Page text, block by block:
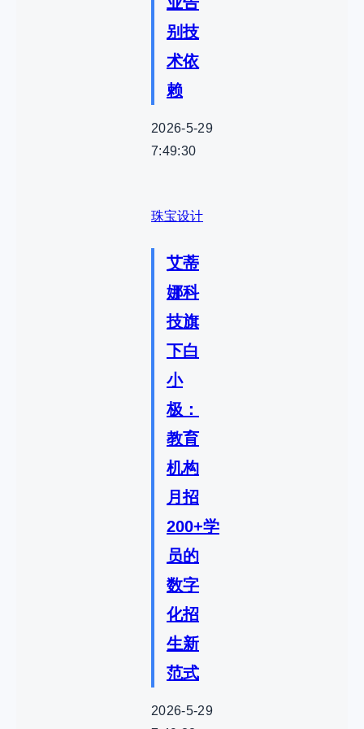
别技
术依
赖
2026-5-29
7:49:30
珠宝设计
艾蒂
娜科
技旗
下白
小
极：
教育
机构
月招
200+学
员的
数字
化招
生新
范式
2026-5-29